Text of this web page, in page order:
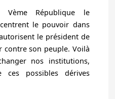
République le
le pouvoir dans
le président de
contre son peuple. Voilà
nos institutions,
possibles dérives